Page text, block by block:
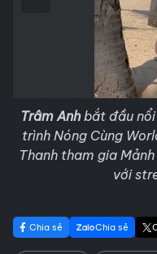
Trâm Anhbắt đầu nổi
trình Nóng Cùng
Thanh tham gia
với
Chia sẻ Chia sẻ